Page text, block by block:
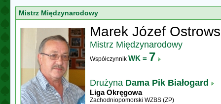
Mistrz Międzynarodowy
Marek Józef
Mistrz Międzynarodowy
Współczynnik WK = 7
Drużyna Dama Pik Białogard
Liga Okręgowa
Zachodniopomorski WZBS (ZP)